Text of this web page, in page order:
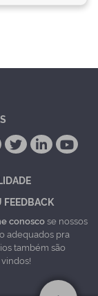
FEEDBACK
conoscose nossos
adequados pra
também são